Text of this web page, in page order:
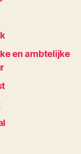
en ambtelijke